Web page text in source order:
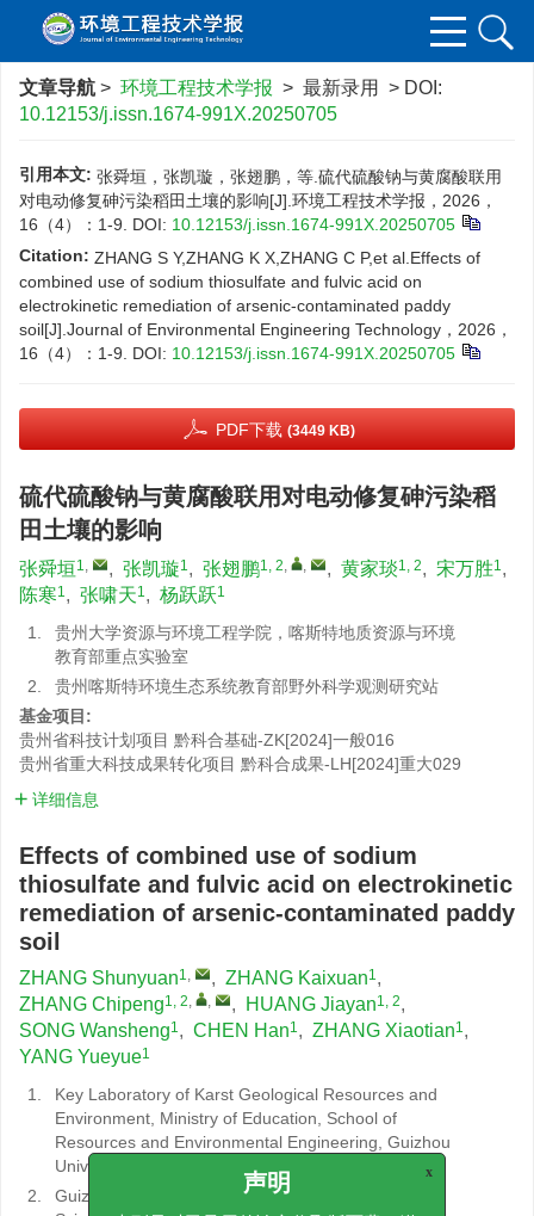
文章导航 > 环境工程技术学报 > 最新录用 > DOI:
10.12153/j.issn.1674-991X.20250705
引用本文: 张舜垣，张凯璇，张翅鹏，等.硫代硫酸钠与黄腐酸联用
对电动修复砷污染稻田土壤的影响[J].环境工程技术学报，2026，
16（4）：1-9.
DOI: 10.12153/j.issn.1674-991X.20250705
Citation: ZHANG S Y,ZHANG K X,ZHANG C P,et al.Effects of
combined use of sodium thiosulfate and fulvic acid on
electrokinetic remediation of arsenic-contaminated paddy
soil[J].Journal of Environmental Engineering Technology，2026，
16（4）：1-9.
DOI: 10.12153/j.issn.1674-991X.20250705
PDF下载 (3449 KB)
硫代硫酸钠与黄腐酸联用对电动修复砷污染稻
田土壤的影响
张舜垣1, , 张凯璇1, 张翅鹏1, 2, , , 黄家琰1, 2, 宋万胜1,
陈寒1, 张啸天1, 杨跃跃1
1.
贵州大学资源与环境工程学院，喀斯特地质资源与环境
教育部重点实验室
2.
贵州喀斯特环境生态系统教育部野外科学观测研究站
基金项目:
贵州省科技计划项目 黔科合基础-ZK[2024]一般016
贵州省重大科技成果转化项目 黔科合成果-LH[2024]重大029
详细信息
Effects of combined use of sodium
thiosulfate and fulvic acid on electrokinetic
remediation of arsenic-contaminated paddy
soil
ZHANG Shunyuan1, , ZHANG Kaixuan1,
ZHANG Chipeng1, 2, , , HUANG Jiayan1, 2,
SONG Wansheng1, CHEN Han1, ZHANG Xiaotian1,
YANG Yueyue1
1.
Key Laboratory of Karst Geological Resources and
Environment, Ministry of Education, School of
Resources and Environmental Engineering, Guizhou
University
2.
Guizhou Karst Environment Ecosystems Field
声明